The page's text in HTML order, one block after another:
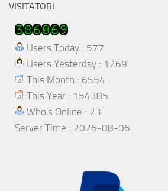
VISITATORI
Users Today : 577
Users Yesterday : 1269
This Month : 6554
This Year : 154385
Who's Online : 23
Server Time : 2026-08-06